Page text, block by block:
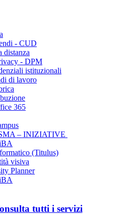
- CUD
distanza
- DPM
istituzionali
di lavoro
365
– INIZIATIVE
(Titulus)
visiva
Planner
tutti i servizi